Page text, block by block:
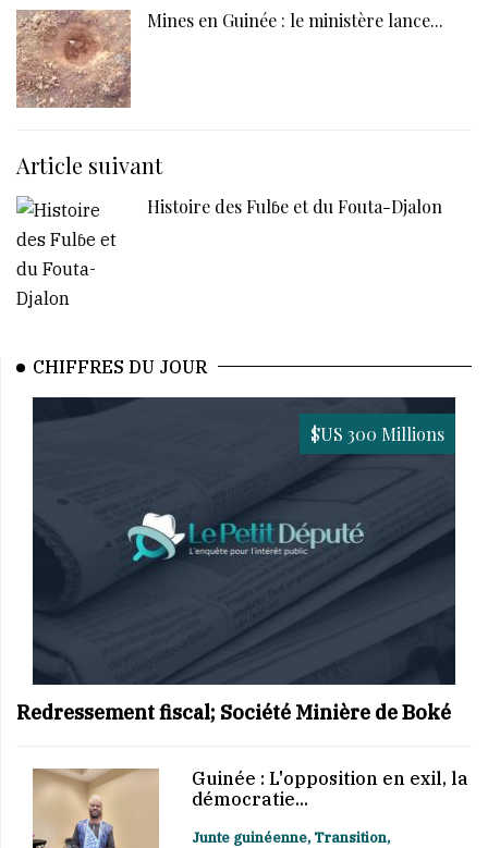
Mines en Guinée : le ministère lance...
Article suivant
Histoire des Fulɓe et du Fouta-Djalon
CHIFFRES DU JOUR
$US 300 Millions
Redressement fiscal; Société Minière de Boké
Guinée : L'opposition en exil, la
démocratie...
Junte guinéenne, Transition,